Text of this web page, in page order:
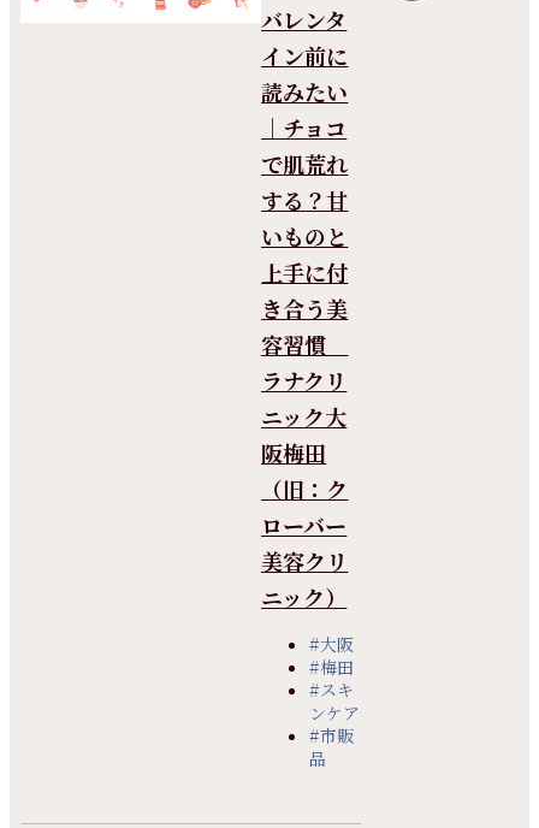
バレンタ
イン前に
読みたい
｜チョコ
で肌荒れ
する？甘
いものと
上手に付
き合う美
容習慣
ラナクリ
ニック大
阪梅田
（旧：ク
ローバー
美容クリ
ニック）
#大阪
#梅田
#スキ
ンケア
#市販
品